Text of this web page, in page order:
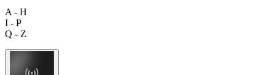
A - H
I - P
Q - Z